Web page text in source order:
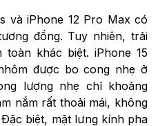
và iPhone 12 Pro Max có
đồng. Tuy nhiên, trải
toàn khác biệt. iPhone 15
được bo cong nhẹ ở
lượng nhẹ chỉ khoảng
nắm rất thoải mái, không
biệt, mặt lưng kính pha